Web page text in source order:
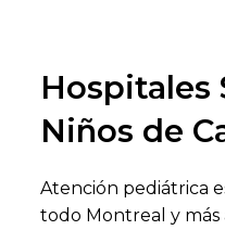
Buscar centros de
Hospitales
Niños de
Atención pediátrica
todo Montreal y más